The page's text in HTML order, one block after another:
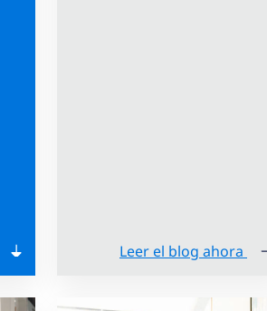
Leer el blog ahora